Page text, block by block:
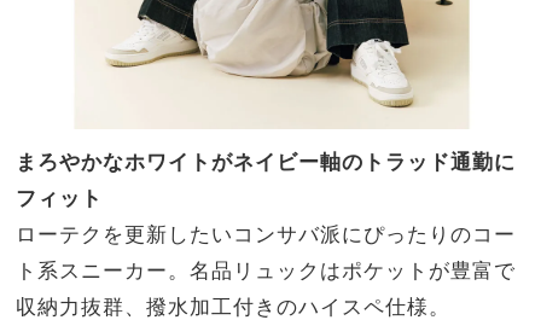
まろやかなホワイトがネイビー軸のトラッド通勤に
フィット
ローテクを更新したいコンサバ派にぴったりのコー
ト系スニーカー。名品リュックはポケットが豊富で
収納力抜群、撥水加工付きのハイスペ仕様。